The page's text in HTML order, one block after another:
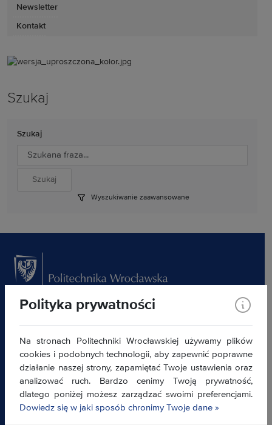
Newsletter
Kontakt
Szukaj
Szukaj
Wyszukiwanie zaawansowane
ul. Na Grobli 12 (budynek L-3) 50-421 Wrocław
inkubator@pwr.edu.pl
Klauzula informacyjna
Deklaracja dostępności »
Znajdź nas:
Polityka prywatności
Na stronach Politechniki Wrocławskiej używamy plików
cookies i podobnych technologii, aby zapewnić poprawne
działanie naszej strony, zapamiętać Twoje ustawienia oraz
analizować ruch. Bardzo cenimy Twoją prywatność,
dlatego poniżej możesz zarządzać swoimi preferencjami.
Dowiedz się w jaki sposób chronimy Twoje dane »